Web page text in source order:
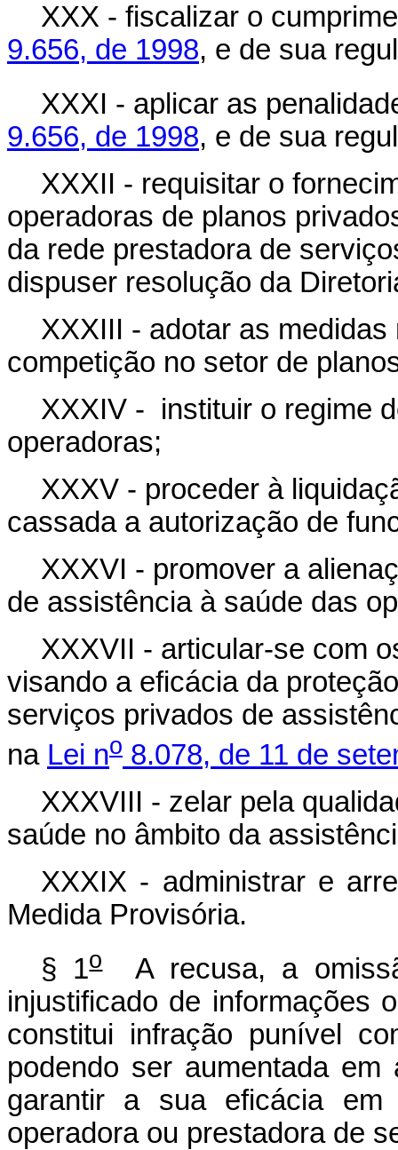
XXX - fiscalizar o
9.656, de 1998, e de sua
XXXI - aplicar as
9.656, de 1998, e de sua
XXXII - requisitar o
operadoras de planos
da rede prestadora de
dispuser resolução da
XXXIII - adotar as
competição no setor de
XXXIV - instituir o regime
operadoras;
XXXV - proceder à
cassada a autorização de
XXXVI - promover a
de assistência à saúde das
XXXVII - articular-se com
visando a eficácia da
serviços privados de
na Lei no 8.078, de 11 de
XXXVIII - zelar pela
saúde no âmbito da
XXXIX - administrar e
Medida Provisória.
§ 1oA recusa, a
injustificado de informações
constitui infração punível
podendo ser aumentada
garantir a sua eficácia em
operadora ou prestadora de